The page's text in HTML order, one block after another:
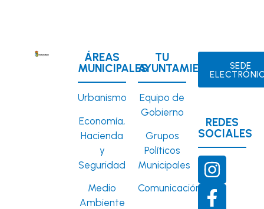
ÁREAS
MUNICIPALES
Urbanismo
Economía,
Hacienda
y
Seguridad
Medio
Ambiente
TU
AYUNTAMIENTO
Equipo de
Gobierno
Grupos
Políticos
Municipales
Comunicación
SEDE
REDES
SOCIALES